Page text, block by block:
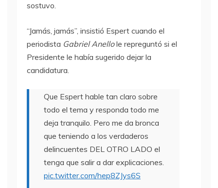
sostuvo.
“Jamás, jamás”, insistió Espert cuando el
periodista Gabriel Anellole repreguntó si el
Presidente le había sugerido dejar la
candidatura.
Que Espert hable tan claro sobre
todo el tema y responda todo me
deja tranquilo. Pero me da bronca
que teniendo a los verdaderos
delincuentes DEL OTRO LADO el
tenga que salir a dar explicaciones.
pic.twitter.com/hep8ZJys6S